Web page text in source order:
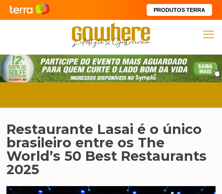
PRODUTOS TERRA
Restaurante Lasai é o único
brasileiro entre os The
World’s 50 Best Restaurants
2025